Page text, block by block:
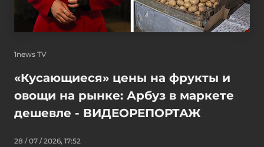
1news TV
«Кусающиеся» цены на фрукты и
овощи на рынке: Арбуз в маркете
дешевле - ВИДЕОРЕПОРТАЖ
28 / 07 / 2026, 17:52